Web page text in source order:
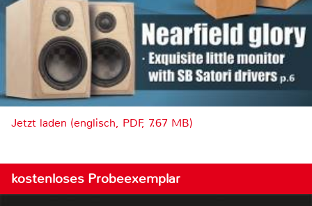
Jetzt laden (englisch, PDF, 7.67 MB)
kostenloses Probeexemplar